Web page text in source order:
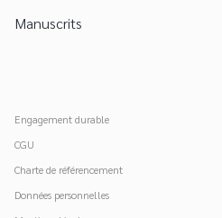
Manuscrits
Engagement durable
CGU
Charte de référencement
Données personnelles